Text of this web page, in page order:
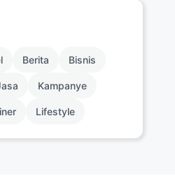
Berita Bisnis
Kampanye
Lifestyle